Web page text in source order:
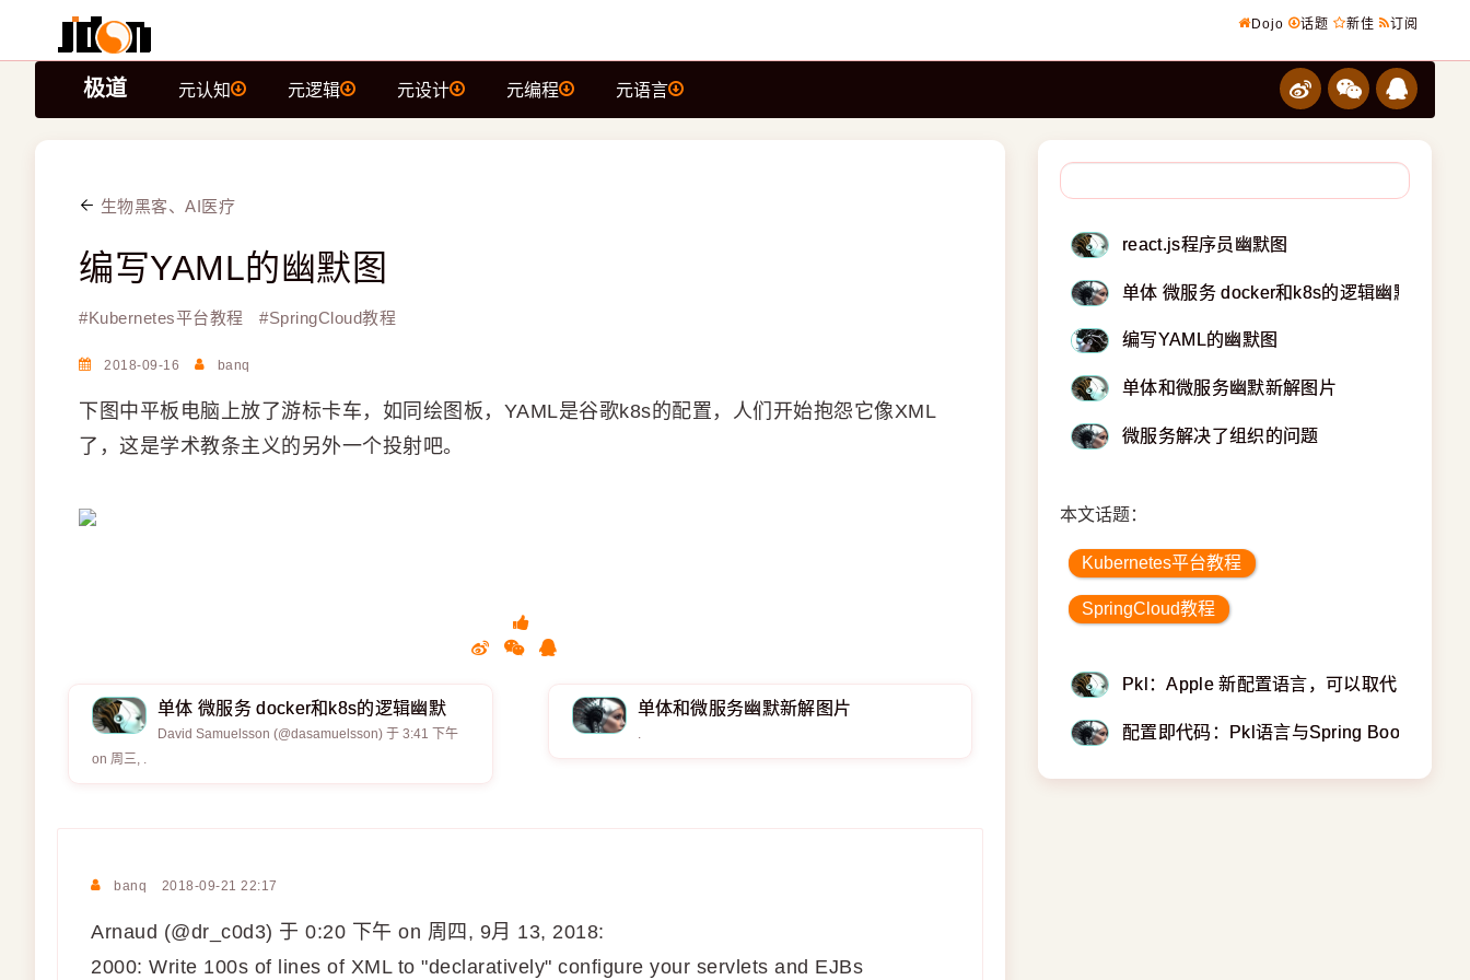
Dojo 话题 新佳 订阅
极道 元认知 元逻辑 元设计 元编程 元语言
生物黑客、AI医疗
编写YAML的幽默图
#Kubernetes平台教程 #SpringCloud教程
2018-09-16 banq
下图中平板电脑上放了游标卡车，如同绘图板，YAML是谷歌k8s的配置，人们开始抱怨它像XML
了，这是学术教条主义的另外一个投射吧。
单体 微服务 docker和k8s的逻辑幽默
David Samuelsson (@dasamuelsson) 于 3:41 下午
on 周三, .
单体和微服务幽默新解图片
.
banq 2018-09-21 22:17
Arnaud (@dr_c0d3) 于 0:20 下午 on 周四, 9月 13, 2018:
2000: Write 100s of lines of XML to "declaratively" configure your servlets and EJBs
react.js程序员幽默图
单体 微服务 docker和k8s的逻辑幽默
编写YAML的幽默图
单体和微服务幽默新解图片
微服务解决了组织的问题
本文话题：
Kubernetes平台教程
SpringCloud教程
Pkl：Apple 新配置语言，可以取代 JSON
配置即代码：Pkl语言与Spring Boot集成